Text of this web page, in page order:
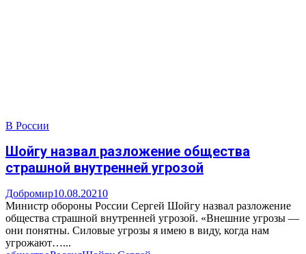
В России
Шойгу назвал разложение общества
страшной внутренней угрозой
Добромир10.08.20210
Министр обороны России Сергей Шойгу назвал разложение
общества страшной внутренней угрозой. «Внешние угрозы —
они понятны. Силовые угрозы я имею в виду, когда нам
угрожают…...